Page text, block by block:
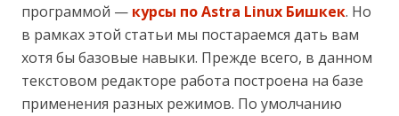
программой — курсы по Astra Linux Бишкек. Но
в рамках этой статьи мы постараемся дать вам
хотя бы базовые навыки. Прежде всего, в данном
текстовом редакторе работа построена на базе
применения разных режимов. По умолчанию